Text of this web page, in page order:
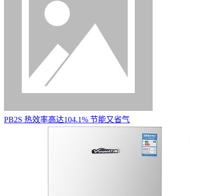
PB2S 热效率高达104.1% 节能又省气